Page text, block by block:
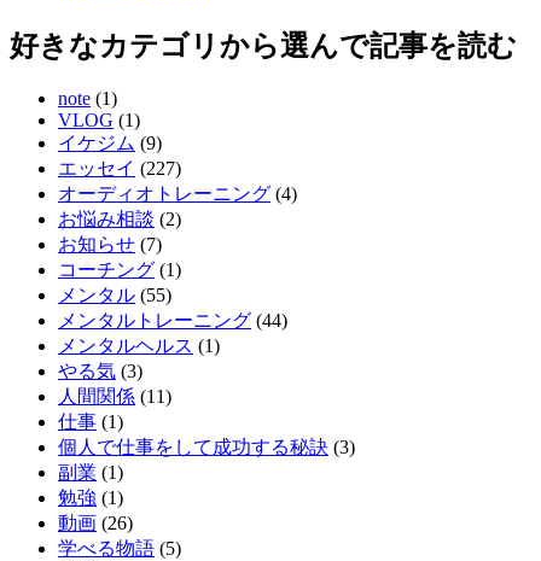
好きなカテゴリから選んで記事を読む
note (1)
VLOG (1)
イケジム (9)
エッセイ (227)
オーディオトレーニング (4)
お悩み相談 (2)
お知らせ (7)
コーチング (1)
メンタル (55)
メンタルトレーニング (44)
メンタルヘルス (1)
やる気 (3)
人間関係 (11)
仕事 (1)
個人で仕事をして成功する秘訣 (3)
副業 (1)
勉強 (1)
動画 (26)
学べる物語 (5)